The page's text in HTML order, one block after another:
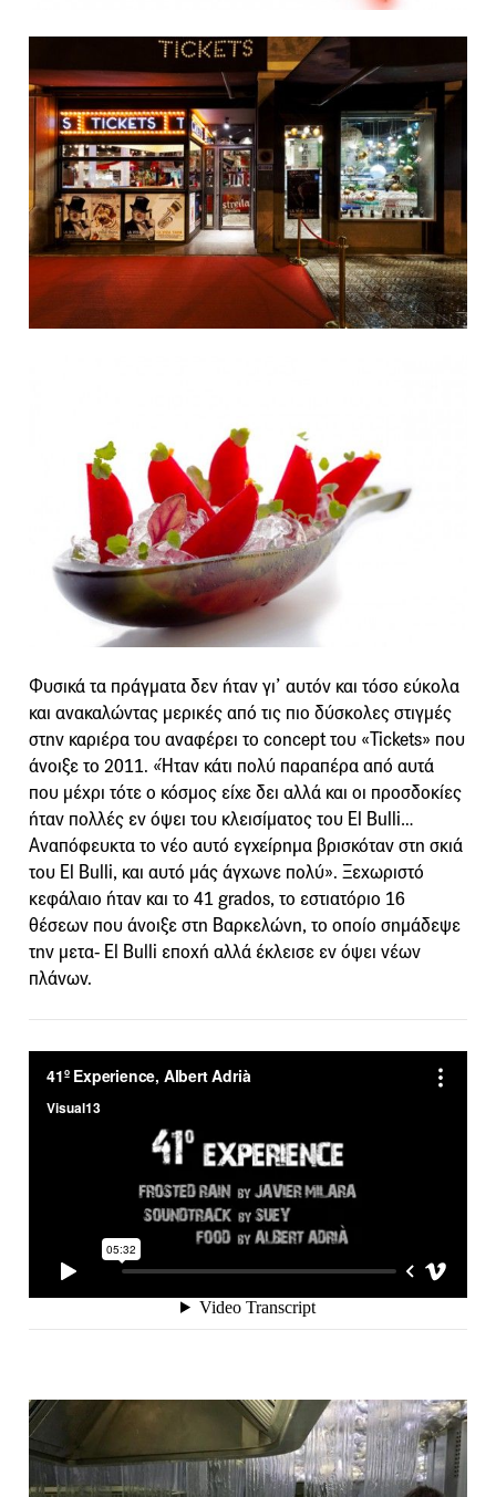
Φυσικά τα πράγματα δεν ήταν γι’ αυτόν και τόσο εύκολα
και ανακαλώντας μερικές από τις πιο δύσκολες στιγμές
στην καριέρα του αναφέρει το concept του «Tickets» που
άνοιξε το 2011. «Ήταν κάτι πολύ παραπέρα από αυτά
που μέχρι τότε ο κόσμος είχε δει αλλά και οι προσδοκίες
ήταν πολλές εν όψει του κλεισίματος του El Bulli…
Αναπόφευκτα το νέο αυτό εγχείρημα βρισκόταν στη σκιά
του El Bulli, και αυτό μάς άγχωνε πολύ». Ξεχωριστό
κεφάλαιο ήταν και το 41 grados, το εστιατόριο 16
θέσεων που άνοιξε στη Βαρκελώνη, το οπoίο σημάδεψε
την μετα- El Bulli εποχή αλλά έκλεισε εν όψει νέων
πλάνων.